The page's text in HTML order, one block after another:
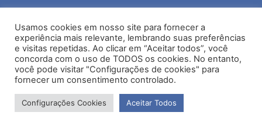
Portal do Servidor
Webmail
Administração
Usamos cookies em nosso site para fornecer a
experiência mais relevante, lembrando suas preferências
e visitas repetidas. Ao clicar em “Aceitar todos”, você
concorda com o uso de TODOS os cookies. No entanto,
você pode visitar "Configurações de cookies" para
fornecer um consentimento controlado.
Configurações Cookies Aceitar Todos